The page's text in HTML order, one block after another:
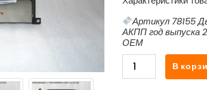
Артикул 78155
АКПП год выпуска
ОЕМ
Количество
товара
В